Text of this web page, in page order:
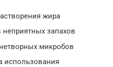
жира
запахов
микробов
использования